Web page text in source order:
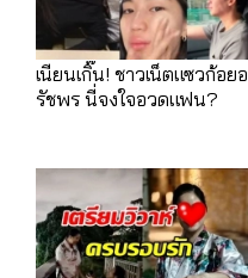
เนียนเกิ๊น! ชาวเน็ตแซวก้อยอ
รัชพร นี่จงใจอวดแฟน?